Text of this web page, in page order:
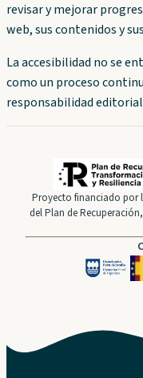
revisar y mejorar
web, sus contenidos y
La accesibilidad no se
como un proceso
responsabilidad
Proyecto financiado por
del Plan de